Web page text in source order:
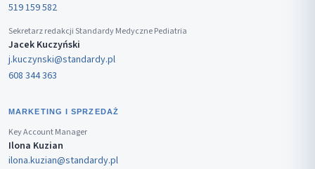
519 159 582
Sekretarz redakcji Standardy Medyczne Pediatria
Jacek Kuczyński
j.kuczynski@standardy.pl
608 344 363
MARKETING I SPRZEDAŻ
Key Account Manager
Ilona Kuzian
ilona.kuzian@standardy.pl